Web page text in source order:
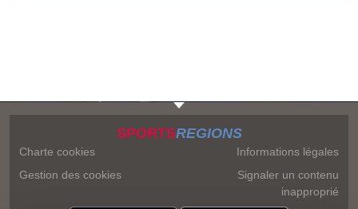
SPORTSREGIONS
Charte cookies
Gestion des cookies
Informations légales
Signaler un contenu
inapproprié